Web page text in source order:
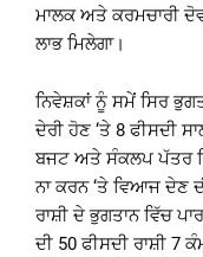
ਮਾਲਕ ਅਤੇ ਕਰਮਚਾਰੀ
ਲਾਭ ਮਿਲੇਗਾ।
ਨਿਵੇਸ਼ਕਾਂ ਨੂੰ ਸਮੇਂ ਸਿਰ
ਦੇਰੀ ਹੋਣ ‘ਤੇ 8 ਫੀਸਦੀ
ਬਜਟ ਅਤੇ ਸੰਕਲਪ ਪੱਤਰ
ਨਾ ਕਰਨ ‘ਤੇ ਵਿਆਜ ਦੇਣ
ਰਾਸ਼ੀ ਦੇ ਭੁਗਤਾਨ ਵਿੱਚ
ਦੀ 50 ਫੀਸਦੀ ਰਾਸ਼ੀ 7